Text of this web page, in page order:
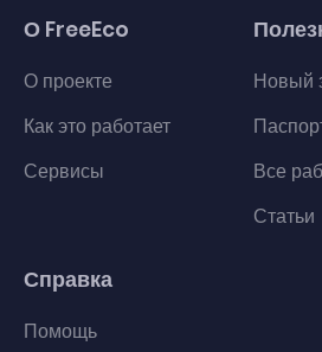
О FreeEco
О проекте
Как это работает
Сервисы
Новый
Все
Статьи
Справка
Помощь